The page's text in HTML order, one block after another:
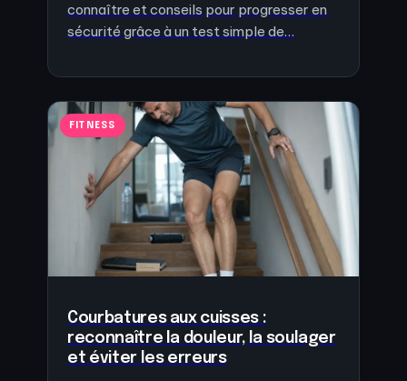
connaître et conseils pour progresser en
sécurité grâce à un test simple de…
FITNESS
Courbatures aux cuisses :
reconnaître la douleur, la soulager
et éviter les erreurs